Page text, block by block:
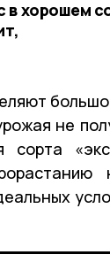
в хорошем
не
сорта